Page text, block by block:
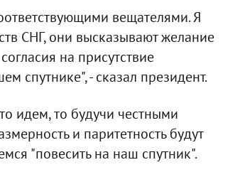
вещателями. Я
СНГ, они высказывают желание
на присутствие
спутнике", - сказал президент.
идем, то будучи честными
и паритетность будут
"повесить на наш спутник".